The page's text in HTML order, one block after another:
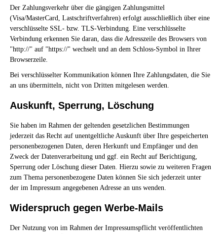
Der Zahlungsverkehr über die gängigen Zahlungsmittel
(Visa/MasterCard, Lastschriftverfahren) erfolgt ausschließlich über eine
verschlüsselte SSL- bzw. TLS-Verbindung. Eine verschlüsselte
Verbindung erkennen Sie daran, dass die Adresszeile des Browsers von
"http://" auf "https://" wechselt und an dem Schloss-Symbol in Ihrer
Browserzeile.
Bei verschlüsselter Kommunikation können Ihre Zahlungsdaten, die Sie
an uns übermitteln, nicht von Dritten mitgelesen werden.
Auskunft, Sperrung, Löschung
Sie haben im Rahmen der geltenden gesetzlichen Bestimmungen
jederzeit das Recht auf unentgeltliche Auskunft über Ihre gespeicherten
personenbezogenen Daten, deren Herkunft und Empfänger und den
Zweck der Datenverarbeitung und ggf. ein Recht auf Berichtigung,
Sperrung oder Löschung dieser Daten. Hierzu sowie zu weiteren Fragen
zum Thema personenbezogene Daten können Sie sich jederzeit unter
der im Impressum angegebenen Adresse an uns wenden.
Widerspruch gegen Werbe-Mails
Der Nutzung von im Rahmen der Impressumspflicht veröffentlichten